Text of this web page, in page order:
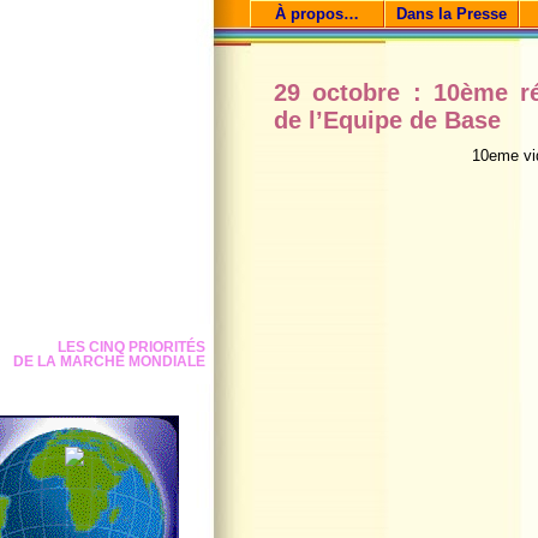
À propos… Dans la Presse
LES CINQ PRIORITÉS
DE LA MARCHE MONDIALE
29 octobre : 10ème
de l’Equipe de Base
10eme